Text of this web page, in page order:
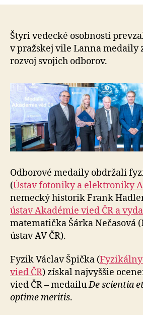
Štyri vedecké osobnosti
v praž­skej vile Lanna medaily
rozvoj svojich od­bo­rov.
Odborové medaily obdržali
(Ústav fo­to­ni­ky a elektroniky
nemecký historik Frank
ústav Akadémie vied ČR a
matematička Šárka Nečasová
ústav AV ČR).
Fyzik Václav Špička (
vied ČR) získal najvyššie
vied ČR – medailuDe scientia
optime meritis.